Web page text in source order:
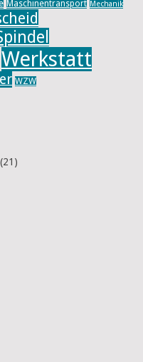
Maschinentransport Mechanik
Werkstatt
WZW
(21)